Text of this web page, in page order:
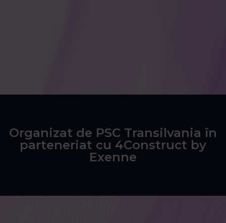
Organizat de PSC Transilvania în
parteneriat cu 4Construct by
Exenne